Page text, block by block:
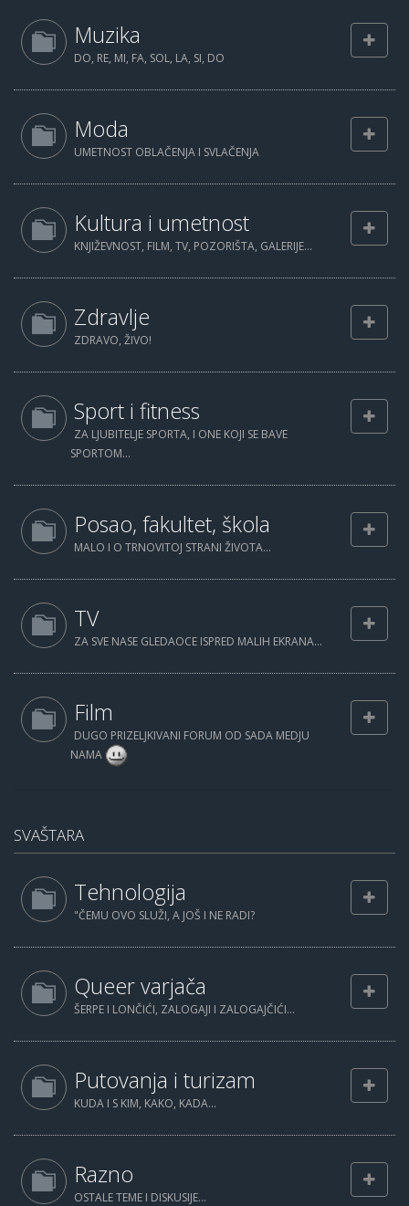
Muzika
DO, RE, MI, FA, SOL, LA, SI, DO
Moda
UMETNOST OBLAČENJA I SVLAČENJA
Kultura i umetnost
KNJIŽEVNOST, FILM, TV, POZORIŠTA, GALERIJE...
Zdravlje
ZDRAVO, ŽIVO!
Sport i fitness
ZA LJUBITELJE SPORTA, I ONE KOJI SE BAVE
SPORTOM...
Posao, fakultet, škola
MALO I O TRNOVITOJ STRANI ŽIVOTA...
TV
ZA SVE NASE GLEDAOCE ISPRED MALIH EKRANA...
Film
DUGO PRIZELJKIVANI FORUM OD SADA MEDJU
NAMA
SVAŠTARA
Tehnologija
"ČEMU OVO SLUŽI, A JOŠ I NE RADI?
Queer varjača
ŠERPE I LONČIĆI, ZALOGAJI I ZALOGAJČIĆI...
Putovanja i turizam
KUDA I S KIM, KAKO, KADA...
Razno
OSTALE TEME I DISKUSIJE...